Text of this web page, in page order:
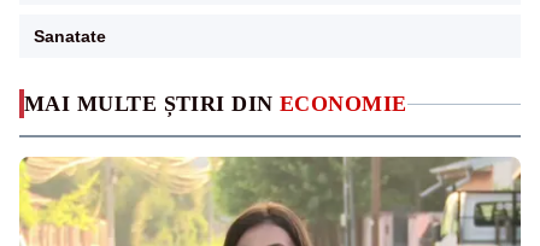
MAI MULTE ȘTIRI DIN ECONOMIE
Sanatate